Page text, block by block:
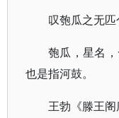
叹匏瓜之无匹
匏瓜，星名
也是指河鼓。
王勃《滕王阁